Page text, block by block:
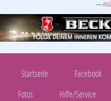
—
Startseite Facebook
Fotos
Hilfe/Service